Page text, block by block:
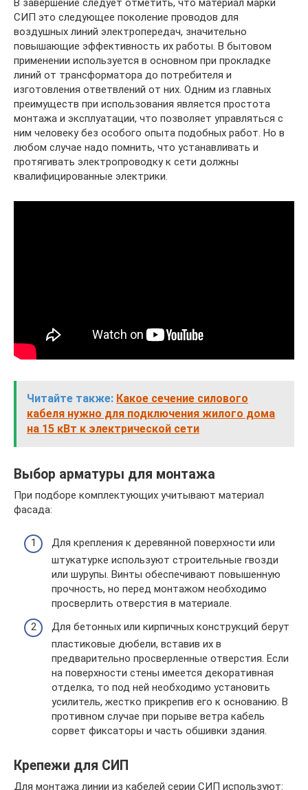
СИП это следующее поколение проводов для
воздушных линий электропередач, значительно
повышающие эффективность их работы. В бытовом
применении используется в основном при прокладке
линий от трансформатора до потребителя и
изготовления ответвлений от них. Одним из главных
преимуществ при использования является простота
монтажа и эксплуатации, что позволяет управляться с
ним человеку без особого опыта подобных работ. Но в
любом случае надо помнить, что устанавливать и
протягивать электропроводку к сети должны
квалифицированные электрики.
Читайте также: Какое сечение силового
кабеля нужно для подключения жилого дома
на 15 кВт к электрической сети
Выбор арматуры для монтажа
При подборе комплектующих учитывают материал
фасада:
Для крепления к деревянной поверхности или
штукатурке используют строительные гвозди
или шурупы. Винты обеспечивают повышенную
прочность, но перед монтажом необходимо
просверлить отверстия в материале.
Для бетонных или кирпичных конструкций берут
пластиковые дюбели, вставив их в
предварительно просверленные отверстия. Если
на поверхности стены имеется декоративная
отделка, то под ней необходимо установить
усилитель, жестко прикрепив его к основанию. В
противном случае при порыве ветра кабель
сорвет фиксаторы и часть обшивки здания.
Крепежи для СИП
Для монтажа линии из кабелей серии СИП используют: